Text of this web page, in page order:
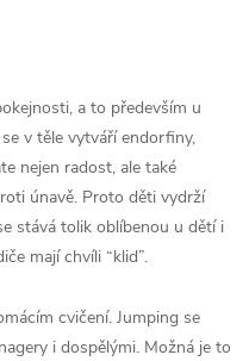
a to především u
v těle vytváří endorfiny,
nejen radost, ale také
únavě. Proto děti vydrží
stává tolik oblíbenou u dětí i
mají chvíli “klid”.
cvičení. Jumping se
i dospělými. Možná je to